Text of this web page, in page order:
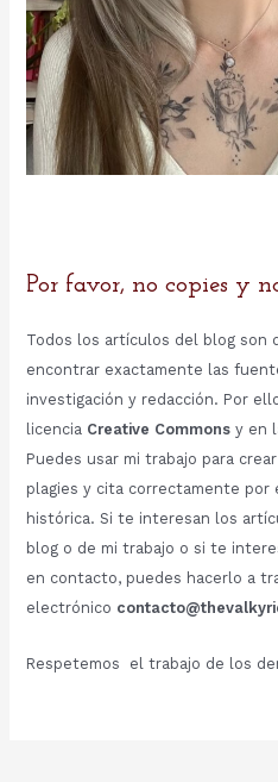
Por favor, no copies y
Todos los artículos del blog son
encontrar exactamente las
investigación y redacción. Por
licencia Creative Commonsy en
Puedes usar mi trabajo para
plagies y cita correctamente por
histórica. Si te interesan los
blog o de mi trabajo o si te
en contacto, puedes hacerlo a
electrónico
Respetemos el trabajo de los